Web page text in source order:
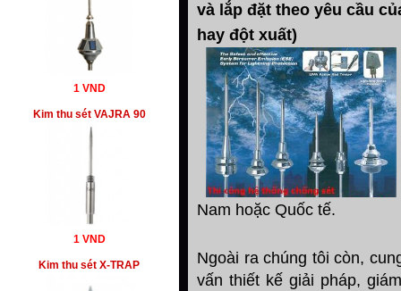
1 VND
Kim thu sét VAJRA 90
1 VND
Kim thu sét X-TRAP
và lắp đặt theo yêu cầu
hay đột xuất)
Nam hoặc Quốc tế.
Ngoài ra chúng tôi còn,
vấn thiết kế giải pháp,